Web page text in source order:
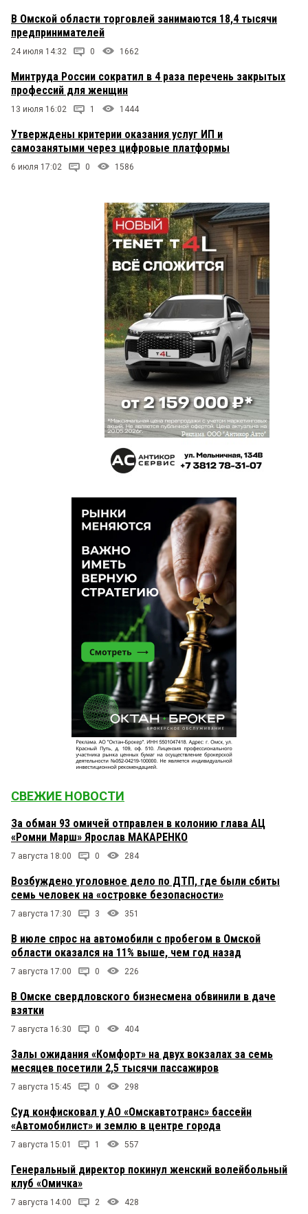
В Омской области торговлей занимаются 18,4 тысячи
предпринимателей
24 июля 14:32 0 1662
Минтруда России сократил в 4 раза перечень закрытых
профессий для женщин
13 июля 16:02 1 1444
Утверждены критерии оказания услуг ИП и
самозанятыми через цифровые платформы
6 июля 17:02 0 1586
СВЕЖИЕ НОВОСТИ
За обман 93 омичей отправлен в колонию глава АЦ
«Ромни Марш» Ярослав МАКАРЕНКО
7 августа 18:00 0 284
Возбуждено уголовное дело по ДТП, где были сбиты
семь человек на «островке безопасности»
7 августа 17:30 3 351
В июле спрос на автомобили с пробегом в Омской
области оказался на 11% выше, чем год назад
7 августа 17:00 0 226
В Омске свердловского бизнесмена обвинили в даче
взятки
7 августа 16:30 0 404
Залы ожидания «Комфорт» на двух вокзалах за семь
месяцев посетили 2,5 тысячи пассажиров
7 августа 15:45 0 298
Суд конфисковал у АО «Омскавтотранс» бассейн
«Автомобилист» и землю в центре города
7 августа 15:01 1 557
Генеральный директор покинул женский волейбольный
клуб «Омичка»
7 августа 14:00 2 428